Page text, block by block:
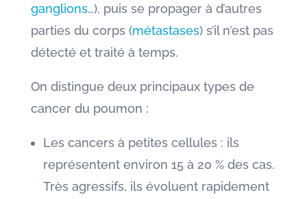
ganglions…), puis se propager à d’autres
parties du corps (métastases) s’il n’est pas
détecté et traité à temps.
On distingue deux principaux types de
cancer du poumon :
Les cancers à petites cellules : ils
représentent environ 15 à 20 % des cas.
Très agressifs, ils évoluent rapidement